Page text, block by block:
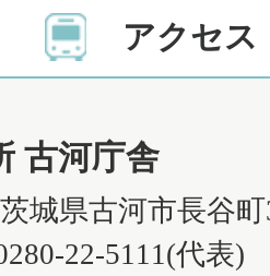
アクセス
古河庁舎
城県古河市長谷
22-5111(代表)